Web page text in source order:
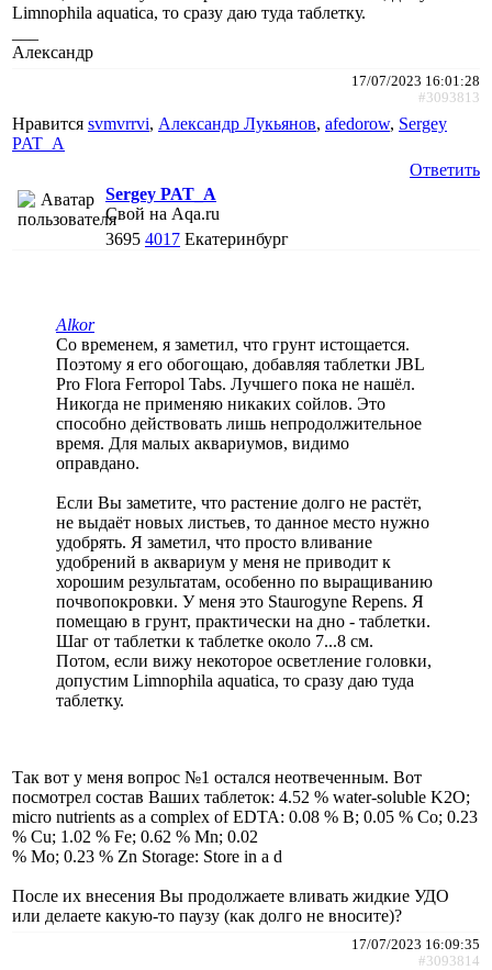
Limnophila aquatica, то сразу даю туда таблетку.
Александр
17/07/2023 16:01:28
#3093813
Нравится svmvrrvi, Александр Лукьянов, afedorow, Sergey
PAT_A
Ответить
Sergey PAT_A
Свой на Aqa.ru
3695 4017 Екатеринбург
Alkor
Со временем, я заметил, что грунт истощается.
Поэтому я его обогощаю, добавляя таблетки JBL
Pro Flora Ferropol Tabs. Лучшего пока не нашёл.
Никогда не применяю никаких сойлов. Это
способно действовать лишь непродолжительное
время. Для малых аквариумов, видимо
оправдано.
Если Вы заметите, что растение долго не растёт,
не выдаёт новых листьев, то данное место нужно
удобрять. Я заметил, что просто вливание
удобрений в аквариум у меня не приводит к
хорошим результатам, особенно по выращиванию
почвопокровки. У меня это Staurogyne Repens. Я
помещаю в грунт, практически на дно - таблетки.
Шаг от таблетки к таблетке около 7...8 см.
Потом, если вижу некоторое осветление головки,
допустим Limnophila aquatica, то сразу даю туда
таблетку.
Так вот у меня вопрос №1 остался неотвеченным. Вот
посмотрел состав Ваших таблеток: 4.52 % water-soluble K2O;
micro nutrients as a complex of EDTA: 0.08 % B; 0.05 % Co; 0.23
% Cu; 1.02 % Fe; 0.62 % Mn; 0.02
% Mo; 0.23 % Zn Storage: Store in a d
После их внесения Вы продолжаете вливать жидкие УДО
или делаете какую-то паузу (как долго не вносите)?
17/07/2023 16:09:35
#3093814